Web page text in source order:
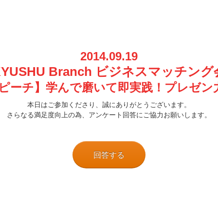
2014.09.19
Branch ビジネスマッチング
ピーチ】学んで磨いて即実践！プレゼ
本日はご参加くださり、誠にありがとうございます。
さらなる満足度向上の為、アンケート回答にご協力お願いします。
回答する